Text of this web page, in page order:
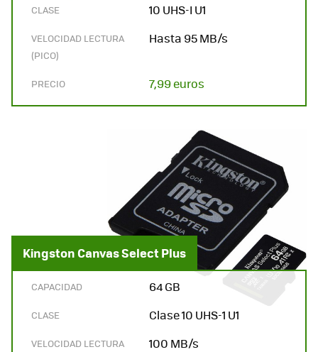
CLASE 10 UHS-I U1
VELOCIDAD LECTURA
(PICO)
Hasta 95 MB/s
PRECIO 7,99 euros
Kingston Canvas Select Plus
CAPACIDAD 64 GB
CLASE Clase 10 UHS-1 U1
VELOCIDAD LECTURA
100 MB/s